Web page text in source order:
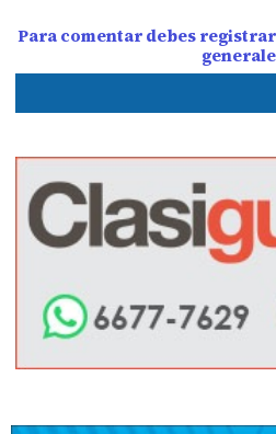
Para comentar debes